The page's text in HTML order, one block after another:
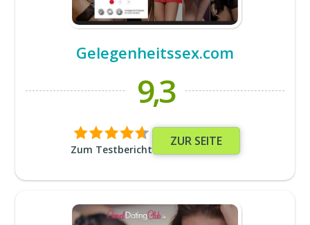
Gelegenheitssex.com
9,3
Zum Testbericht
ZUR SEITE